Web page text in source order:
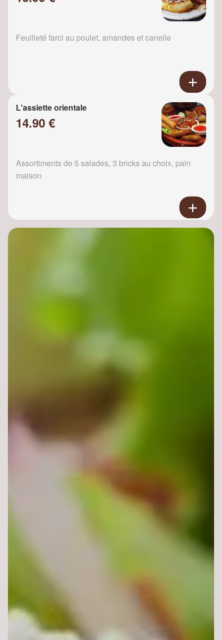
Feuilleté farci au poulet, amandes et canelle
L'assiette orientale
14.90 €
Assortiments de 5 salades, 3 bricks au choix, pain
maison